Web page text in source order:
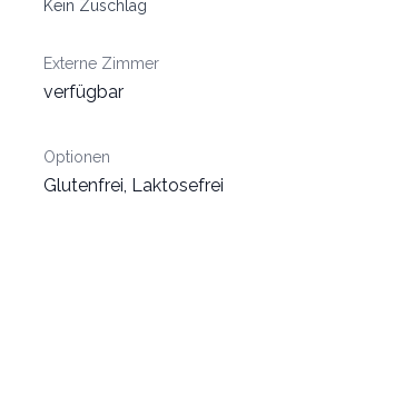
Kein Zuschlag
Externe Zimmer
verfügbar
Optionen
Glutenfrei, Laktosefrei